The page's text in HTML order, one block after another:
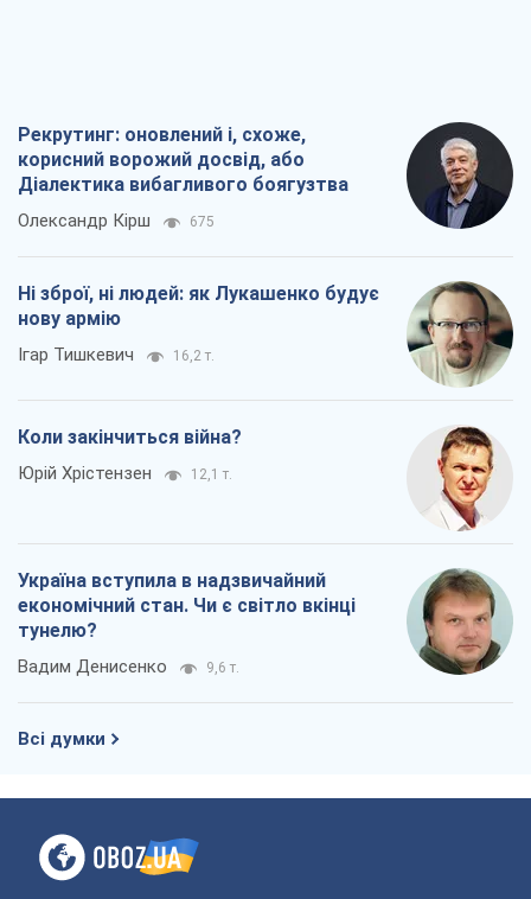
Рекрутинг: оновлений і, схоже,
корисний ворожий досвід, або
Діалектика вибагливого боягузтва
Олександр Кірш 675
Ні зброї, ні людей: як Лукашенко будує
нову армію
Ігар Тишкевич 16,2 т.
Коли закінчиться війна?
Юрій Хрістензен 12,1 т.
Україна вступила в надзвичайний
економічний стан. Чи є світло вкінці
тунелю?
Вадим Денисенко 9,6 т.
Всі думки